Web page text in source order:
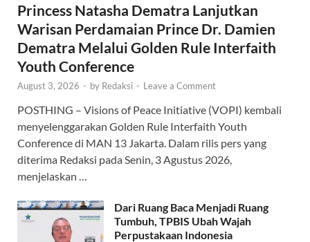
Princess Natasha Dematra Lanjutkan
Warisan Perdamaian Prince Dr. Damien
Dematra Melalui Golden Rule Interfaith
Youth Conference
August 3, 2026 - by Redaksi - Leave a Comment
POSTHING – Visions of Peace Initiative (VOPI) kembali
menyelenggarakan Golden Rule Interfaith Youth
Conference di MAN 13 Jakarta. Dalam rilis pers yang
diterima Redaksi pada Senin, 3 Agustus 2026,
menjelaskan …
Dari Ruang Baca Menjadi Ruang
Tumbuh, TPBIS Ubah Wajah
Perpustakaan Indonesia